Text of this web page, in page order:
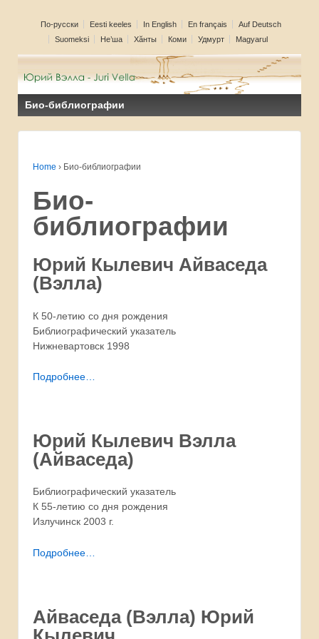
Пo-русски Eesti keeles In English En français
Auf Deutsch
Suomeksi
Не’ша Хăнты Коми Удмурт Magyarul
Био-библиографии
Home › Био-библиографии
Био-
библиографии
Юрий Кылевич Айваседа
(Вэлла)
К 50-летию со дня рождения
Библиографический указатель
Нижневартовск 1998
Подробнее…
Юрий Кылевич Вэлла
(Айваседа)
Библиографический указатель
К 55-летию со дня рождения
Излучинск 2003 г.
Подробнее…
Айваседа (Вэлла) Юрий